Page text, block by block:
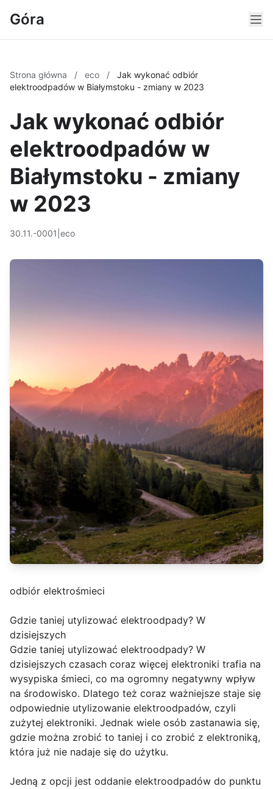
Góra
Strona główna / eco /
Jak wykonać odbiór
elektroodpadów w Białymstoku - zmiany w 2023
Jak wykonać odbiór
elektroodpadów w
Białymstoku - zmiany
w 2023
30.11.-0001 eco
odbiór elektrośmieci
Gdzie taniej utylizować elektroodpady? W
dzisiejszych
Gdzie taniej utylizować elektroodpady? W
dzisiejszych czasach coraz więcej elektroniki trafia na
wysypiska śmieci, co ma ogromny negatywny wpływ
na środowisko. Dlatego też coraz ważniejsze staje się
odpowiednie utylizowanie elektroodpadów, czyli
zużytej elektroniki. Jednak wiele osób zastanawia się,
gdzie można zrobić to taniej i co zrobić z elektroniką,
która już nie nadaje się do użytku.
Jedną z opcji jest oddanie elektroodpadów do punktu